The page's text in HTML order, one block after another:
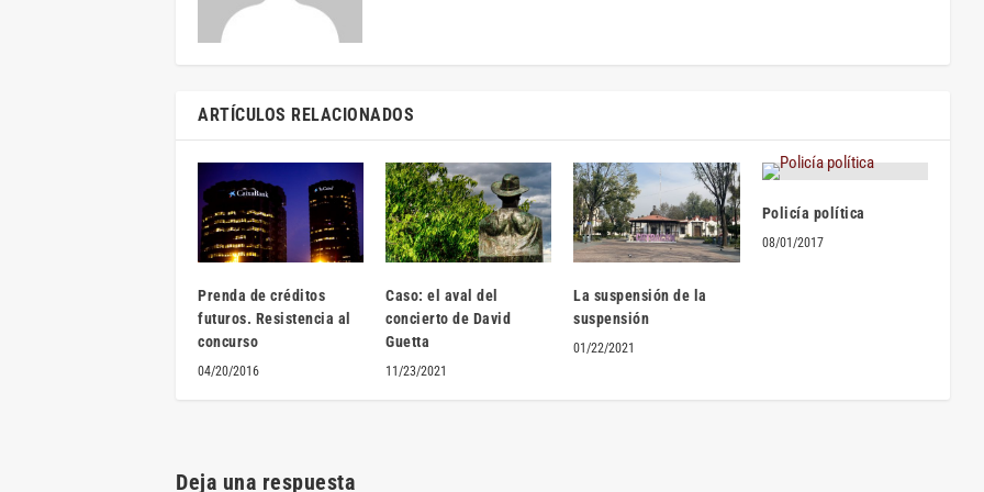
ARTÍCULOS RELACIONADOS
Prenda de créditos
futuros. Resistencia al
concurso
04/20/2016
Caso: el aval del
concierto de David
Guetta
11/23/2021
La suspensión de la
suspensión
01/22/2021
Policía política
08/01/2017
Deja una respuesta